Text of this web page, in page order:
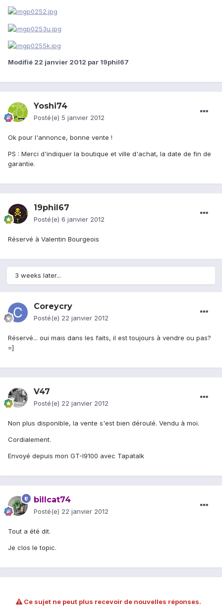
Modifié 22 janvier 2012 par 19phil67
Yoshi74
Posté(e) 5 janvier 2012
Ok pour l'annonce, bonne vente !
PS : Merci d'indiquer la boutique et ville d'achat, la date de fin de
garantie.
19phil67
Posté(e) 6 janvier 2012
Réservé à Valentin Bourgeois
3 weeks later...
Coreycry
Posté(e) 22 janvier 2012
Réservé... oui mais dans les faits, il est toujours à vendre ou pas?
=]
V47
Posté(e) 22 janvier 2012
Non plus disponible, la vente s'est bien déroulé. Vendu à moi.
Cordialement.
Envoyé depuis mon GT-I9100 avec Tapatalk
billcat74
Posté(e) 22 janvier 2012
Tout a été dit.
Je clos le topic.
Ce sujet ne peut plus recevoir de nouvelles réponses.